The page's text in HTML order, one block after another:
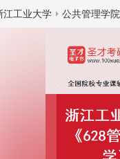
江工业大学 公共管理学院